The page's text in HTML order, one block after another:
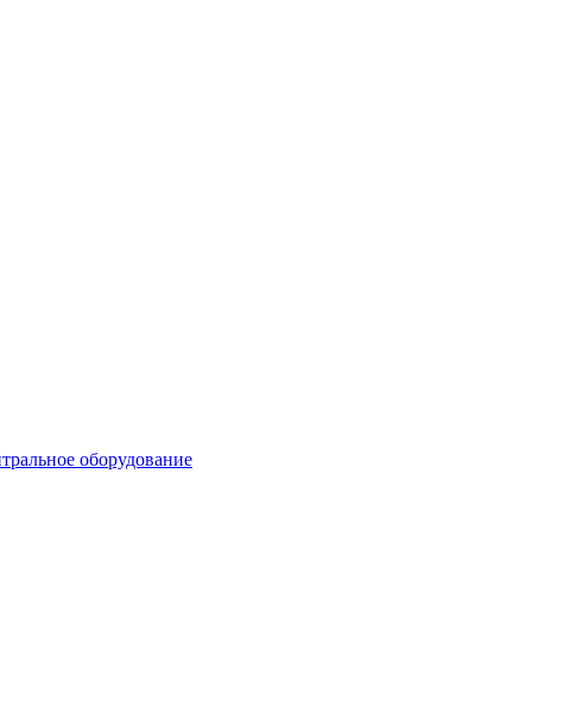
оборудование